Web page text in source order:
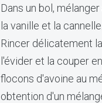
Dans un bol,
la vanille et la cannelle.
Rincer délicatement
l'évider et la couper
flocons d'avoine au
obtention d'un